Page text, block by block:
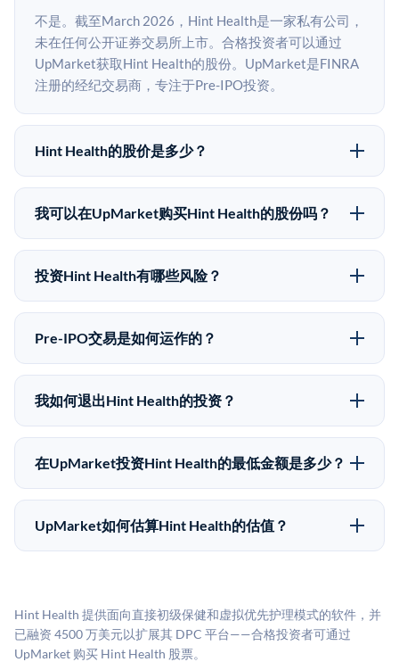
不是。截至March 2026，Hint Health是一家私有公司，
未在任何公开证券交易所上市。合格投资者可以通过
UpMarket获取Hint Health的股份。UpMarket是FINRA
注册的经纪交易商，专注于Pre-IPO投资。
Hint Health的股价是多少？
Hint Health没有公开股价，因为它是一家私有公司。最
近的已知股价来自其最近一轮融资。 二级市场上的Pre-
有所不同。
我可以在UpMarket购买Hint Health的股份吗？
可以。合格投资者可以通过填写本页表单或在
upmarket.co创建账户来表达对Hint Health股份的投资意
50,000美元。UpMarket是FINRA注册的经纪交易商，
自2019年以来已经纪超过5亿美元的另类投资。
投资Hint Health有哪些风险？
Pre-IPO投资存在重大风险。Hint Health的股份流动性
低，意味着没有公开市场可以快速出售。不存在确定的
应做好可能全部损失的准备。私有公司的估值在融资轮
次之间可能大幅波动。投资者应在投资前咨询其财务顾
Pre-IPO交易是如何运作的？
在Pre-IPO交易中，合格投资者通过二级市场平台从现有
股东（如员工、早期投资者或其他持有人）处购买股
为FINRA注册的经纪交易商促成这些交易，代表双方处
理合规、文件和结算事宜。
我如何退出Hint Health的投资？
Pre-IPO持股主要有两种退出途径：在二级市场将股份出
售给其他买家，或持有直到公司完成IPO或被收购。两
市场条件。任何退出的时间都是不可预测的，投资者应
做好多年持有的准备。
在UpMarket投资Hint Health的最低金额是多少？
UpMarket上大多数Pre-IPO产品的最低投资金额为
50,000美元。具体金额可能因产品和股份供应情况而有
UpMarket如何估算Hint Health的估值？
司可比倍数应用私有公司折扣，以反映流动性不足和信
息不对称。此估值不构成投资建议，可能与实际交易价
Hint Health 提供面向直接初级保健和虚拟优先护理模式的软件，并
已融资 4500 万美元以扩展其 DPC 平台——合格投资者可通过
UpMarket 购买 Hint Health 股票。